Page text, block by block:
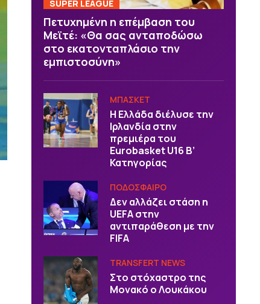
SUPER LEAGUE
Πετυχημένη η επέμβαση του
Μεϊτέ: «Θα σας ανταποδώσω
στο εκατονταπλάσιο την
εμπιστοσύνη»
ΜΠΑΣΚΕΤ
Η Ελλάδα διέλυσε την
Ιρλανδία στην
πρεμιέρα του
Eurobasket U16 Β’
Κατηγορίας
ΠΟΔΟΣΦΑΙΡΟ
Δεν αλλάζει στάση η
UEFA στην
αντιπαράθεση με την
FIFA
TRANSFERT NEWS
Στο στόχαστρο της
Μονακό ο Λουκάκου